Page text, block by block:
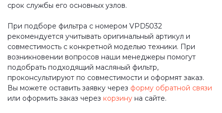
срок службы его основных узлов.
При подборе фильтра с номером VPD5032
рекомендуется учитывать оригинальный артикул и
совместимость с конкретной моделью техники. При
возникновении вопросов наши менеджеры помогут
подобрать подходящий масляный фильтр,
проконсультируют по совместимости и оформят заказ.
Вы можете оставить заявку через форму обратной связи
или оформить заказ через корзину на сайте.